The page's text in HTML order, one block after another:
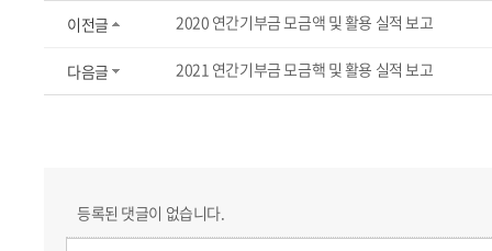
이전글 2020 연간기부금 모금액 및 활용 실적 보고
다음글 2021 연간기부금 모금핵 및 활용 실적 보고
등록된 댓글이 없습니다.